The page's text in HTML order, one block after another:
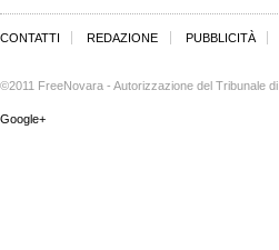
CONTATTI REDAZIONE PUBBLICITÀ
©2011 FreeNovara - Autorizzazione del Tribunale
Google+